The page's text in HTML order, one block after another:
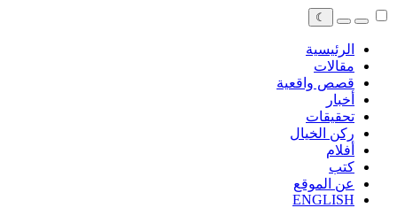
☾
الرئيسية
مقالات
قصص واقعية
أخبار
تحقيقات
ركن الخيال
أفلام
كتب
عن الموقع
ENGLISH